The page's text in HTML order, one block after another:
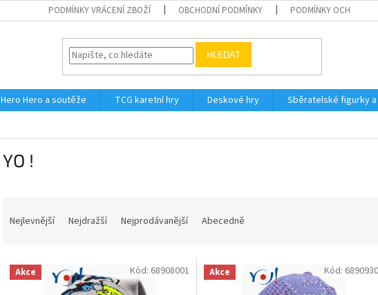
PODMÍNKY VRÁCENÍ ZBOŽÍ OBCHODNÍ PODMÍNKY PODMÍNKY OCHRANY
HLEDAT
Hero Hero a soutěže TCG karetní hry Deskové hry Sběratelské figurky
YO !
n
Nejlevnější Nejdražší Nejprodávanější Abecedně
V Akce Kód: 68908001 Akce Kód: